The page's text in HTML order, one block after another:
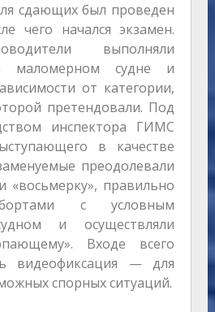
сдающих был проведен
чего начался экзамен.
выполняли
маломерном судне и
от категории,
претендовали. Под
инспектора ГИМС
в качестве
преодолевали
«восьмерку», правильно
бортами с условным
и осуществляли
Входе всего
видеофиксация — для
спорных ситуаций.